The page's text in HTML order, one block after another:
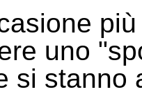
uno
si stanno